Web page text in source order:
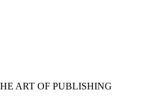
ART OF PUBLISHING